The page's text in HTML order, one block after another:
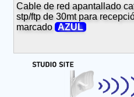
Cable de red apantallado
stp/ftp de 30mt para
marcado AZUL